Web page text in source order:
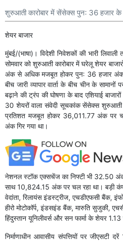
शुरुआती कारोबार में सेंसेक्स पुन: 36 हजार के
शेयर बाजार
मुंबई/(भाषा)। विदेशी निवेशकों की भारी
सोमवार को शुरुआती कारोबार में घरेलू शेयर
अंक से अधिक मजबूत होकर पुन: 36 हजार अंक
बीच जारी व्यापार वार्ता के बीच चीन के
बढ़ाने की ट्रंप की घोषणा के बाद एशियाई
30 शेयरों वाला संवेदी सूचकांक सेंसेक्स
प्रतिशत मजबूत होकर 36,011.77 अंक पर
अंक गिर गया था।
नेशनल स्टॉक एक्सचेंज का निफ्टी भी 32.50
साथ 10,824.15 अंक पर चल रहा था। बड़ी
वेदांता, रिलायंस इंडस्ट्रीज, एचडीएफसी बैंक,
हीरो मोटोकॉर्प, इंडसइंड बैंक, मारुति सुजुकी,
हिंदुस्तान यूनिलीवर्स और सन फार्मा के शेयर
निर्माणाधीन आवासीय संपत्तियों पर जीएसटी